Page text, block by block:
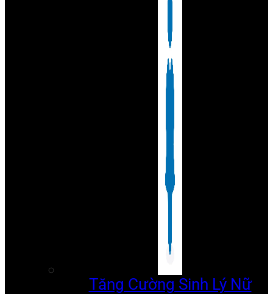
Tăng Cường Sinh Lý Nữ